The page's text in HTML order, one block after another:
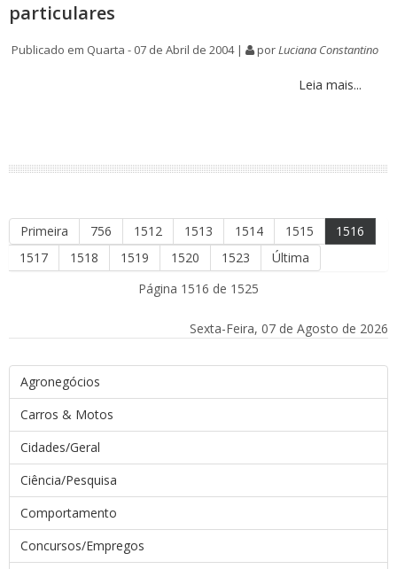
particulares
Publicado em Quarta - 07 de Abril de 2004 | porLuciana Constantino
Leia mais...
Primeira 756 1512 1513 1514 1515
1516
1517
1518 1519 1520 1523
Última
Página 1516 de 1525
Sexta-Feira, 07 de Agosto de 2026
Agronegócios
Carros & Motos
Cidades/Geral
Ciência/Pesquisa
Comportamento
Concursos/Empregos